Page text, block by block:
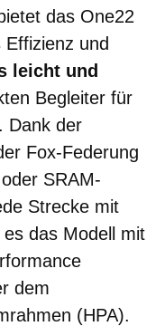
das One22
und
leicht und
Begleiter für
Dank der
Fox-Federung
SRAM-
Strecke mit
das Modell mit
dem
(HPA).